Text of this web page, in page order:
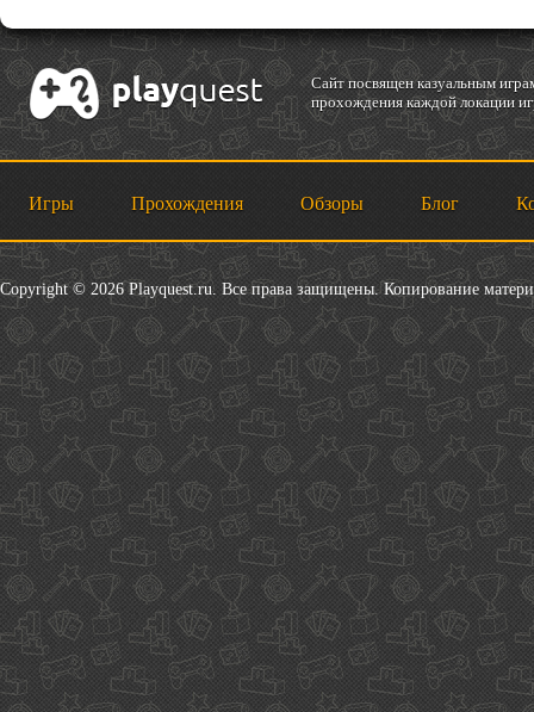
Cайт посвящен казуальным
прохождения каждой локации
Игры Прохождения Обзоры Блог
Copyright © 2026 Playquest.ru. Все права защищены. Копирование